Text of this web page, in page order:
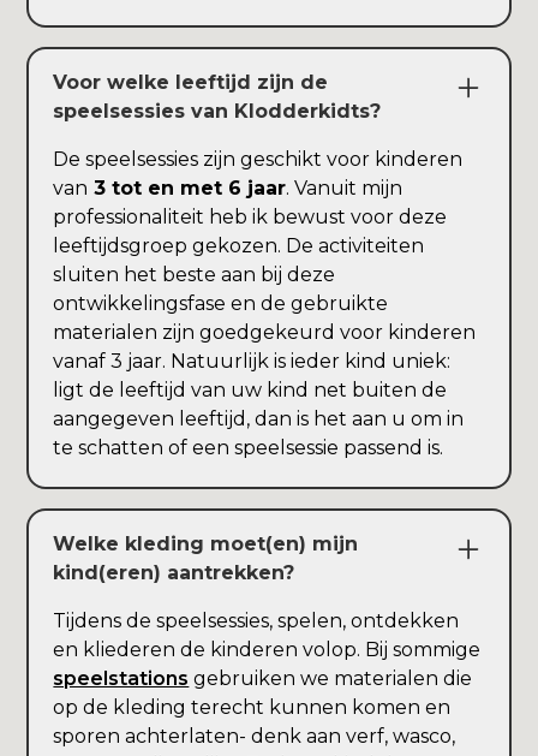
Voor welke leeftijd zijn de
speelsessies van Klodderkidts?
De speelsessies zijn geschikt voor kinderen
van 3 tot en met 6 jaar. Vanuit mijn
professionaliteit heb ik bewust voor deze
leeftijdsgroep gekozen. De activiteiten
sluiten het beste aan bij deze
ontwikkelingsfase en de gebruikte
materialen zijn goedgekeurd voor kinderen
vanaf 3 jaar. Natuurlijk is ieder kind uniek:
ligt de leeftijd van uw kind net buiten de
aangegeven leeftijd, dan is het aan u om in
te schatten of een speelsessie passend is.
Welke kleding moet(en) mijn
kind(eren) aantrekken?
Tijdens de speelsessies, spelen, ontdekken
en kliederen de kinderen volop. Bij sommige
speelstations gebruiken we materialen die
op de kleding terecht kunnen komen en
sporen achterlaten- denk aan verf, wasco,